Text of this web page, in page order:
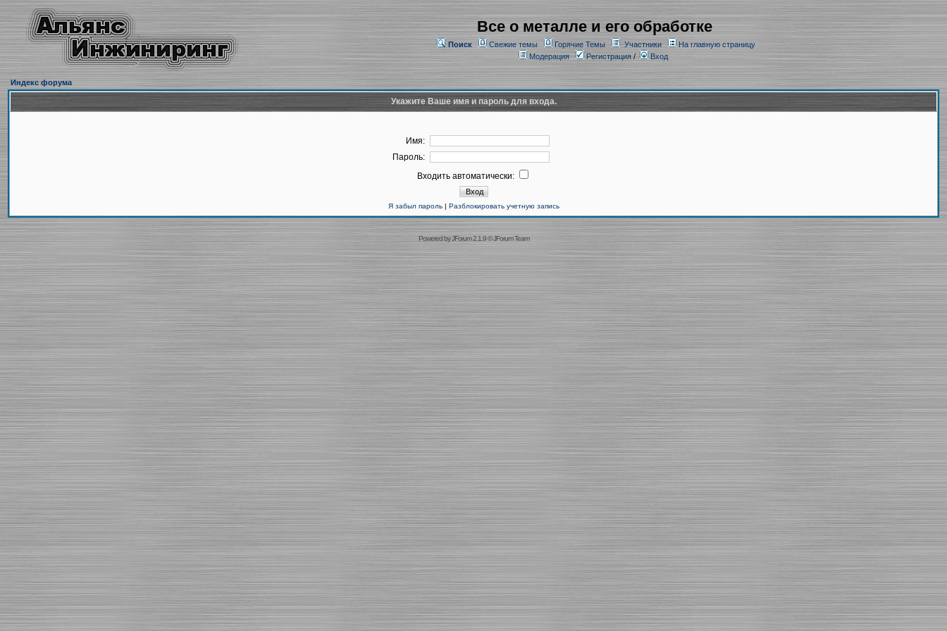
Все о металле и его обработке
Поиск Свежие темы Горячие Темы Участники
На главную страницу
Модерация
Регистрация/ Вход
Индекс форума
Укажите Ваше имя и пароль для входа.
Имя:
Пароль:
Входить автоматически:
Я забыл пароль| Разблокировать учетную запись
Powered byJForum 2.1.9©JForum Team